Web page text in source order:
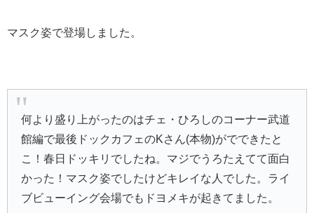
マスク姿で登場しました。
何より盛り上がったのはチェ・ひろしのコーナー武道
館編で最後ドックカフェのKさん(本物)がでできたと
こ！春日ドッキリでしたね。マジでうろたえてて面白
かった！マスク姿でしたけどキレイな人でした。ライ
ブビューイング会場でもドヨメキが起きてました。